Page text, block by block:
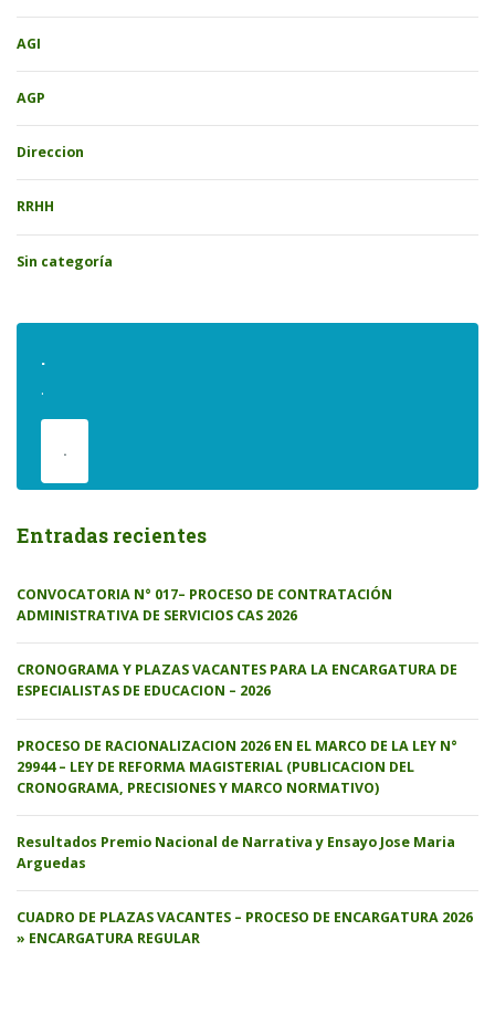
AGI
AGP
Direccion
RRHH
Sin categoría
.
.
.
Entradas recientes
CONVOCATORIA N° 017– PROCESO DE CONTRATACIÓN
ADMINISTRATIVA DE SERVICIOS CAS 2026
CRONOGRAMA Y PLAZAS VACANTES PARA LA ENCARGATURA DE
ESPECIALISTAS DE EDUCACION – 2026
PROCESO DE RACIONALIZACION 2026 EN EL MARCO DE LA LEY N°
29944 – LEY DE REFORMA MAGISTERIAL (PUBLICACION DEL
CRONOGRAMA, PRECISIONES Y MARCO NORMATIVO)
Resultados Premio Nacional de Narrativa y Ensayo Jose Maria
Arguedas
CUADRO DE PLAZAS VACANTES – PROCESO DE ENCARGATURA 2026
» ENCARGATURA REGULAR